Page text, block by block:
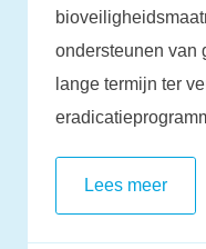
ondersteunen van
lange termijn ter
Lees meer